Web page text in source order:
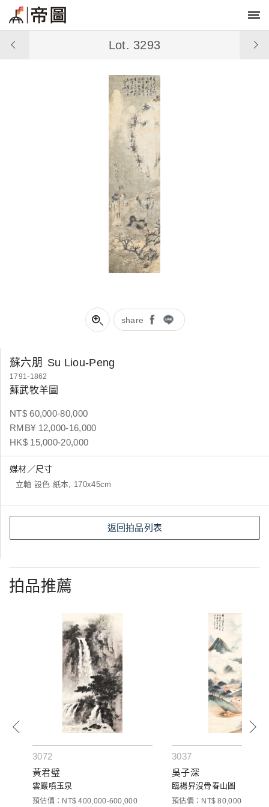
share
Lot. 3293
蘇六朋 Su Liou-Peng
1791-1862
蘇武牧羊圖
NT$ 60,000-80,000
RMB¥ 12,000-16,000
HK$ 15,000-20,000
媒材／尺寸
立軸 設色 紙本, 170x45cm
返回拍品列表
拍品推薦
3072
黃君璧
雲巖噴玉泉
預估價：NT$ 400,000-600,000
3037
吳子深
臨楊昇沒骨春山圖
預估價：NT$ 80,000-